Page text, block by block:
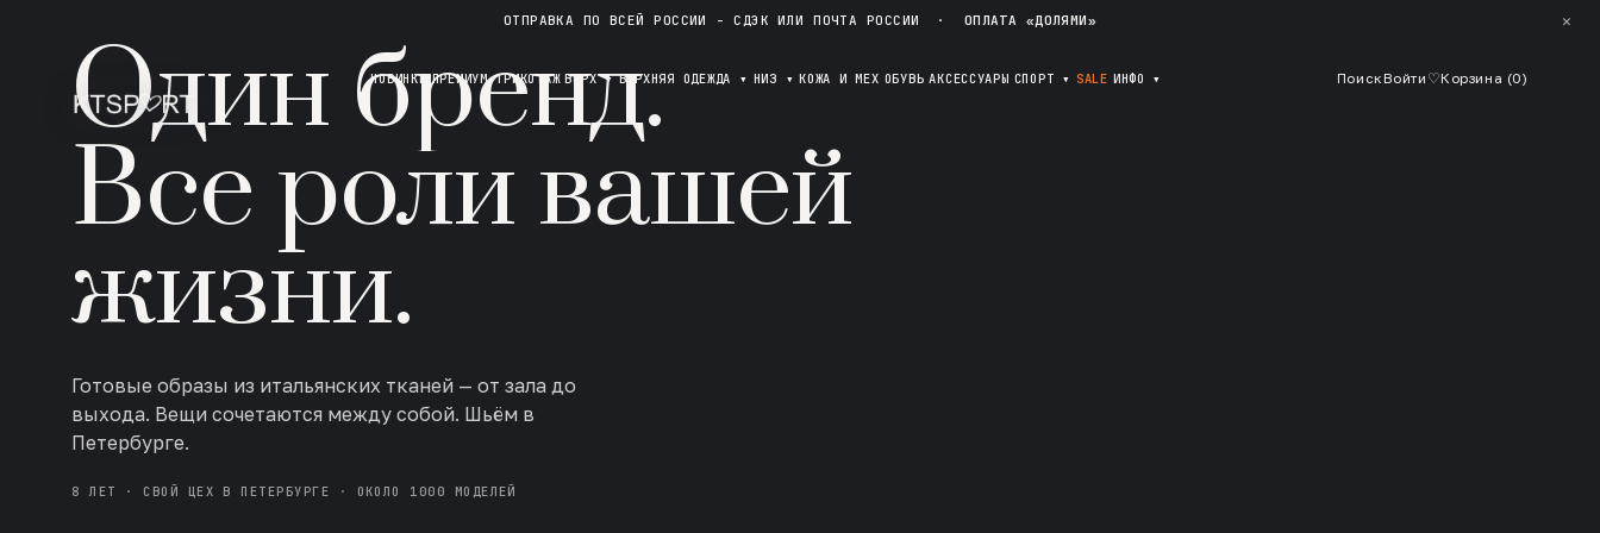
ОТПРАВКА ПО ВСЕЙ РОССИИ - СДЭК ИЛИ ПОЧТА РОССИИ · ОПЛАТА «ДОЛЯМИ» ✕
НОВИНКИ ПРЕМИУМ ТРИКОТАЖ ВЕРХ▾ ВЕРХНЯЯ ОДЕЖДА ▾ НИЗ ▾ КОЖА И МЕХ ОБУВЬ АКСЕССУАРЫ СПОРТ ▾ SALE ИНФО ▾ ПоискВойти ♡Корзина (0)
Один бренд.
Все роли вашей
жизни.
Готовые образы из итальянских тканей — от зала до
выхода. Вещи сочетаются между собой. Шьём в
Петербурге.
8 ЛЕТ · СВОЙ ЦЕХ В ПЕТЕРБУРГЕ · ОКОЛО 1000 МОДЕЛЕЙ